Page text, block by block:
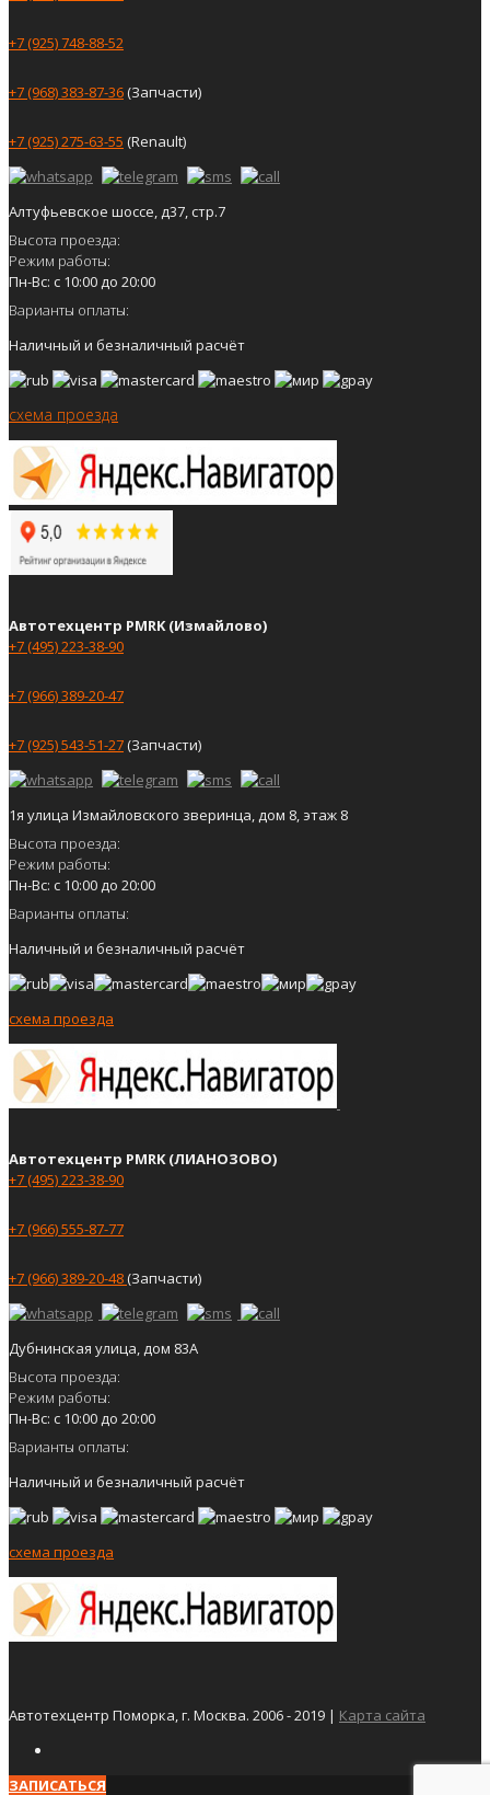
+7 (925) 748-88-52
+7 (968) 383-87-36(Запчасти)
+7 (925) 275-63-55 (Renault)
Алтуфьевское шоссе, д37, стр.7
Высота проезда:
Режим работы:
Пн-Вс: с 10:00 до 20:00
Варианты оплаты:
Наличный и безналичный расчёт
схема проезда
Автотехцентр PMRK (Измайлово)
+7 (495) 223-38-90
+7 (966) 389-20-47
+7 (925) 543-51-27(Запчасти)
1я улица Измайловского зверинца, дом 8, этаж 8
Высота проезда:
Режим работы:
Пн-Вс: с 10:00 до 20:00
Варианты оплаты:
Наличный и безналичный расчёт
схема проезда
Автотехцентр PMRK (ЛИАНОЗОВО)
+7 (495) 223-38-90
+7 (966) 555-87-77
+7 (966) 389-20-48(Запчасти)
Дубнинская улица, дом 83А
Высота проезда:
Режим работы:
Пн-Вс: с 10:00 до 20:00
Варианты оплаты:
Наличный и безналичный расчёт
схема проезда
Автотехцентр Поморка, г. Москва. 2006 - 2019 | Карта сайта
ЗАПИСАТЬСЯ